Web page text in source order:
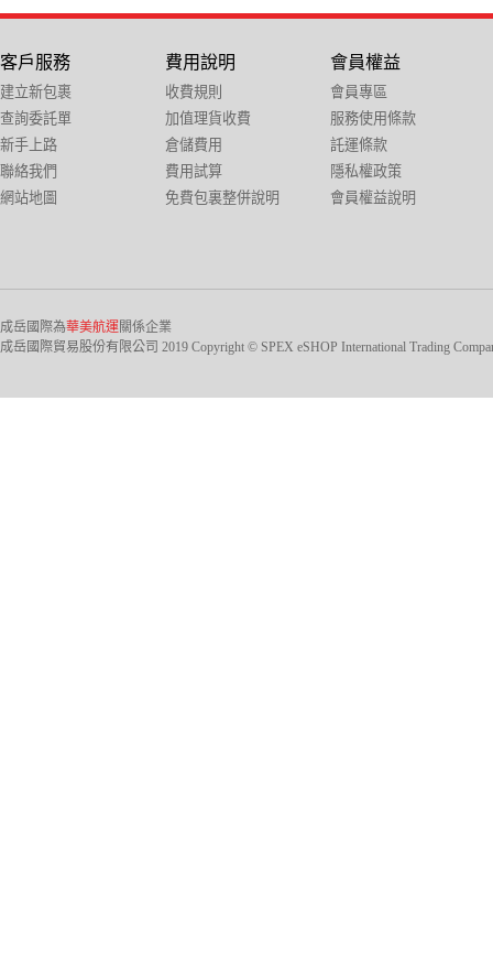
客戶服務
建立新包裹
查詢委託單
新手上路
聯絡我們
網站地圖
費用說明
收費規則
加值理貨收費
倉儲費用
費用試算
免費包裏整併說明
會員權益
會員專區
服務使用條款
託運條款
隱私權政策
會員權益說明
成岳國際為華美航運關係企業
成岳國際貿易股份有限公司 2019 Copyright © SPEX eSHOP International Trading